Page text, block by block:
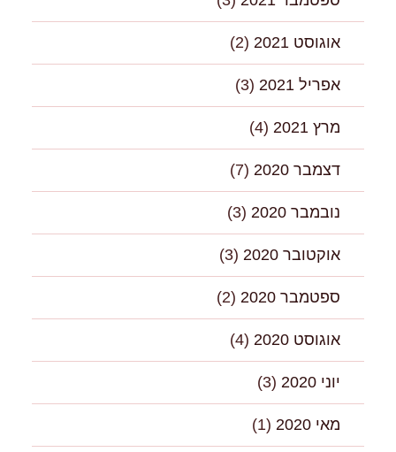
אוגוסט 2021 (2)
אפריל 2021 (3)
מרץ 2021 (4)
דצמבר 2020 (7)
נובמבר 2020 (3)
אוקטובר 2020 (3)
ספטמבר 2020 (2)
אוגוסט 2020 (4)
יוני 2020 (3)
מאי 2020 (1)